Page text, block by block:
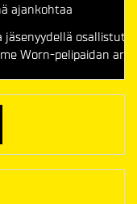
ajankohtaa
osallistut
Worn-pelipaidan